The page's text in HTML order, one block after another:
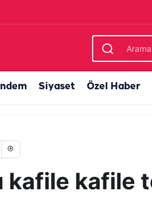
Siyaset Özel Haber
kafile
çok onlara yaradı! Balkonlar,